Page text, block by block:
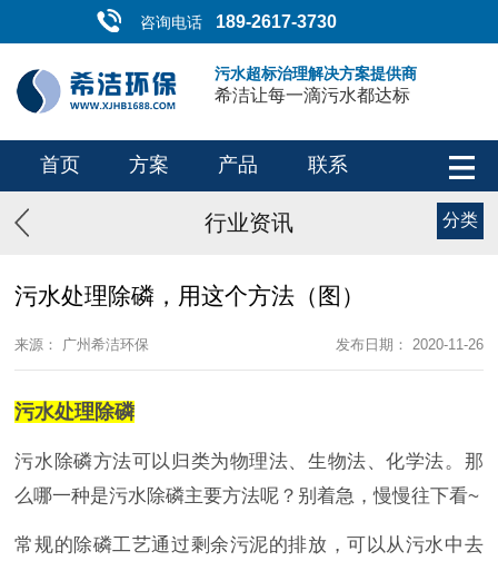
咨询电话 189-2617-3730
污水超标治理解决方案提供商
希洁让每一滴污水都达标
首页 方案 产品 联系
行业资讯 分类
污水处理除磷，用这个方法（图）
来源： 广州希洁环保 发布日期： 2020-11-26
污水处理除磷
污水除磷方法可以归类为物理法、生物法、化学法。那
么哪一种是污水除磷主要方法呢？别着急，慢慢往下看~
常规的除磷工艺通过剩余污泥的排放，可以从污水中去